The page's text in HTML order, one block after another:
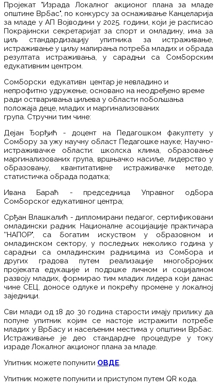
Пројекат "Израда Локалног акционог плана за младе
општине Врбас", по конкурсу за оснаживање Канцеларија
за младе у АП Војводини у 2025. години, који је расписао
Покрајински секретаријат за спорт и омладину, има за
циљ стандардизацију упитника за истраживање,
истраживање у циљу мапирања потреба младих и обрада
резултата истраживања, у сарадњи са Сомборским
едукативним центром.
Сомборски едукативн центар је невладино и
непрофитно удружење, основано на неодређено време
ради остваривања циљева у области побољшања
положаја деце, младих и маргинализованих
група. Стручни тим чине:
Дејан Ђорђић - доцент на Педагошком факултету у
Сомбору за ужу научну област Педагошке науке; Научно-
истраживачке области: школска клима, образовање
маргинализованих група, вршњачко насиље, лидерство у
образовању, квантитативне истраживачке методе,
статистичка обрада податка;
Ивана Бараћ - председница Управног одбора
Сомборског едукативног центра;
Срђан Влашкалић - дипломирани педагог, сертификовани
омладински радник Националне асоцијације практичара
''НАПОР", са богатим искуством у образовном и
омладинском сектору, у последњих неколико година у
сарадњи са омладинским радницима из Сомбора и
других градова путем реализације многобројних
пројеката едукације и подршке личном и социјалном
развоју младих, формирао тим младих лидера који данас
чине СЕЦ, доносе одлуке и покрећу промене у локалној
заједници.
Сви млади од 18 до 30 година старости имају прилику да
попуне упитник којим се настоје истражити потребе
младих у Врбасу и насељеним местима у општини Врбас.
Истраживање је део стандардне процедуре у току
израде Локалног акционог плана за младе.
Упитник можете попунити ОВДЕ.
Упитник можете попунити и приступом путем QR кода.